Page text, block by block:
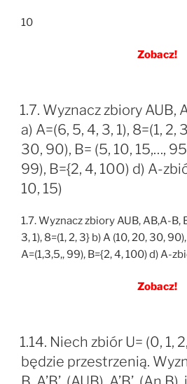
10
Zobacz!
1.7. Wyznacz zbiory AUB,
a) A=(6, 5, 4, 3, 1), 8=(1, 2,
30, 90), B= (5, 10, 15,…,
99), B={2, 4, 100) d) A-
10, 15)
1.7. Wyznacz zbiory AUB, AB,A-B,
3, 1), 8=(1, 2, 3} b) A (10, 20, 30,
A=(1,3,5,, 99), B={2, 4, 100) d) A-
Zobacz!
1.14. Niech zbiór U= (0, 1,
będzie przestrzenią.